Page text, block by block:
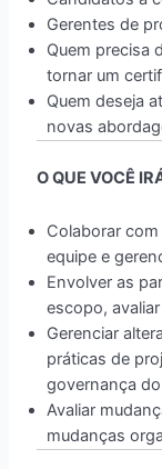
Gerentes de
Quem precisa
tornar um
Quem deseja
novas
O QUE VOCÊ
Colaborar
equipe e
Envolver as
escopo,
Gerenciar
práticas de
governança
Avaliar
mudanças